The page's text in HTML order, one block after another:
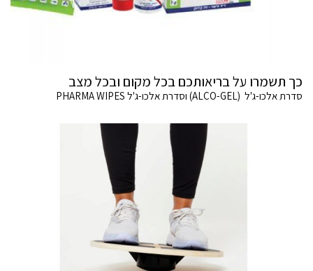
כך תשמרו על בריאותכם בכל מקום ובכל מצב
סדרת אלכו-ג'ל (ALCO-GEL) וסדרת אלכו-ג'ל PHARMA WIPES